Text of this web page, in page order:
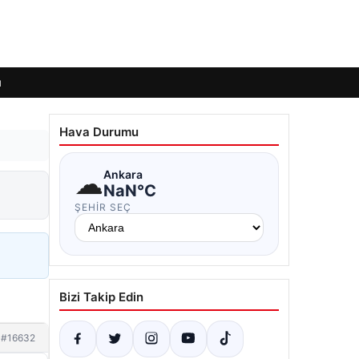
#16632
Hava Durumu
☁Ankara
NaN°C
ŞEHIR SEÇ
Bizi Takip Edin